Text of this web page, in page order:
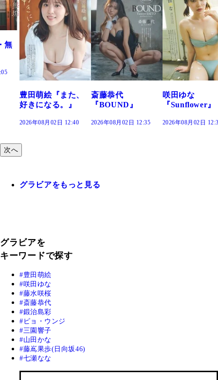
斎藤恭代
『BOUND』
2026年08月02日 12:35
咲田ゆな
『Sunflower』
2026年08月02日 12:30
藤水咲桜『花
だまり』
2026年08月02日
次へ
グラビアをもっと見る
グラビアを
キーワードで探す
豊田萌絵
咲田ゆな
藤水咲桜
斎藤恭代
鍛治島彩
ピョ・ウンジ
三園響子
山田かな
藤嶌果歩(日向坂46)
七瀬なな